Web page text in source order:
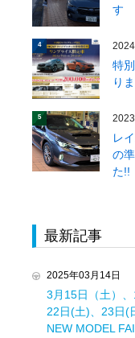
す
4
特
り
5
レ
の
た!!
最新記事
2025年03月14日
3月15日（土）
22日(土)、23日(
NEW MODEL